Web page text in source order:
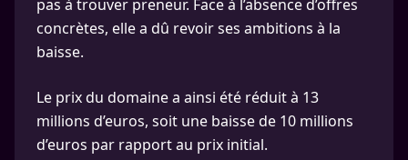
pas à trouver preneur. Face à l’absence d’offres
concrètes, elle a dû revoir ses ambitions à la
baisse.
Le prix du domaine a ainsi été réduit à 13
millions d’euros, soit une baisse de 10 millions
d’euros par rapport au prix initial.